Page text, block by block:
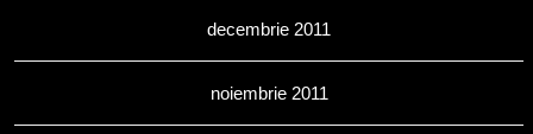
decembrie 2011
noiembrie 2011